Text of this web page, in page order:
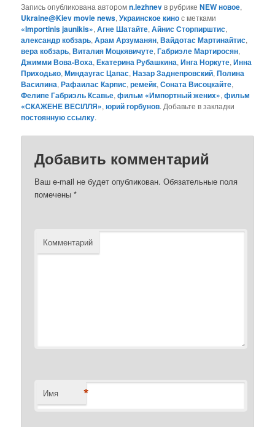
Запись опубликована авторомn.lezhnevв рубрикеNEW новое,
Ukraine@Kiev movie news,Украинское кинос метками
«Importinis jaunikis»,Агне Шатайте,Айнис Сторпирштис,
александр кобзарь,Арам Арзуманян,Вайдотас Мартинайтис,
вера кобзарь,Виталия Моцкявичуте,Габриэле Мартиросян,
Джимми Вова-Воха,Екатерина Рубашкина,Инга Норкуте,Инна
Приходько,Миндаугас Цапас,Назар Заднепровский,Полина
Василина,Рафаилас Карпис,ремейк,Соната Висоцкайте,
Фелипе Габриэль Ксавье,фильм «Импортный жених»,фильм
«СКАЖЕНЕ ВЕСІЛЛЯ»,юрий горбунов. Добавьте в закладки
постоянную ссылку.
Добавить комментарий
Ваш e-mail не будет опубликован. Обязательные поля
помечены*
Комментарий
Имя *